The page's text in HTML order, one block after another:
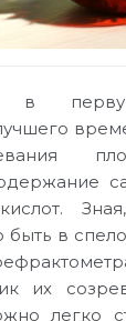
в
быть в
их
легко